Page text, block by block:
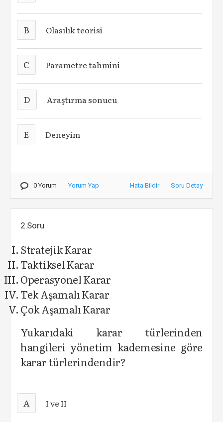
B Olasılık teorisi
C Parametre tahmini
D Araştırma sonucu
E Deneyim
0 Yorum Yorum Yap Hata Bildir Soru Detay
2.Soru
Stratejik Karar
Taktiksel Karar
Operasyonel Karar
Tek Aşamalı Karar
Çok Aşamalı Karar
Yukarıdaki karar türlerinden
hangileri yönetim kademesine göre
karar türlerindendir?
A I ve II